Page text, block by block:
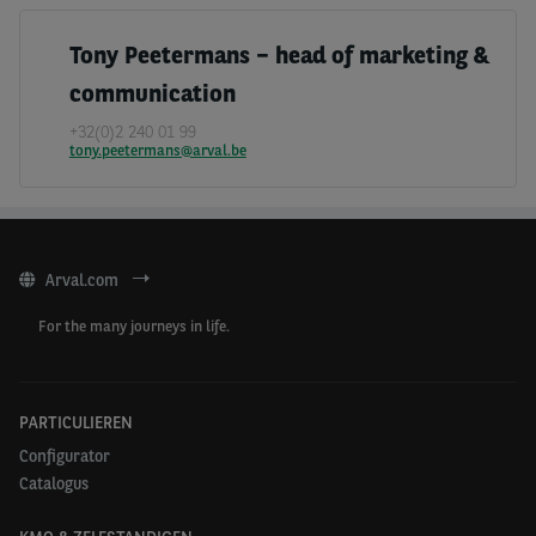
CEO van Arval.
In de huidige context is een eigen auto de beste optie
om veilig te reizen. Die moet betaalbaar, en
(beperkte voorraad – inclusief:
Een supersnelle levering
weken (veel auto’s in voorraad)
100% van thuis uit
Tony Peetermans – head of marketing &
communication
+32(0)2 240 01 99
tony.peetermans@arval.be
Arval.com
For the many journeys in life.
PARTICULIEREN
Configurator
Catalogus